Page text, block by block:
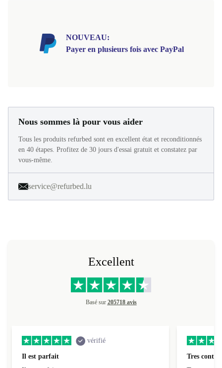
NOUVEAU:
Payer en plusieurs fois avec PayPal
Nous sommes là pour vous aider
Tous les produits refurbed sont en excellent état et reconditionnés
en 40 étapes. Profitez de 30 jours d'essai gratuit et constatez par
vous-même.
service@refurbed.lu
Excellent
Basé sur 205718 avis
vérifié
Il est parfait
Tres